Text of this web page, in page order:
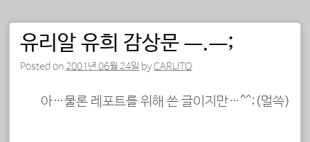
포스트 내비게이션
유리알 유희 감상문 ㅡ.ㅡ;
Posted on 2001년 06월 24일 byCARLITO
아…물론 레포트를 위해 쓴 글이지만…^^;(멀쓱)